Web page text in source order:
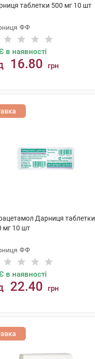
таблетки 500 мг 10 шт
ФФ
в наявності
16.80 грн
Дарниця таблетки
мг 10 шт
ФФ
в наявності
22.40 грн